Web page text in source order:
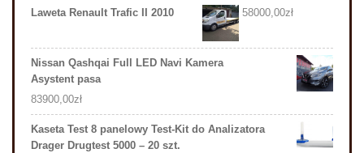
Laweta Renault Trafic II 2010 58000,00zł
Nissan Qashqai Full LED Navi Kamera
Asystent pasa
83900,00zł
Kaseta Test 8 panelowy Test-Kit do Analizatora
Drager Drugtest 5000 – 20 szt.